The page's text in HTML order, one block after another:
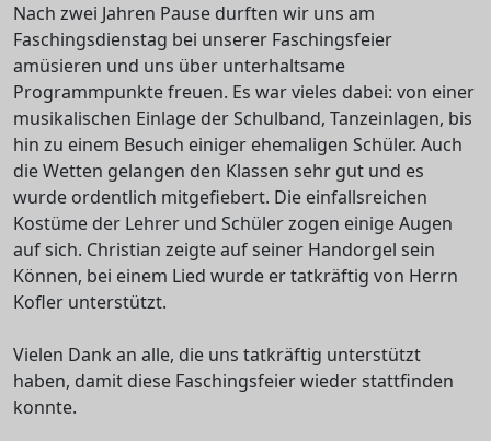
Nach zwei Jahren Pause durften wir uns am
Faschingsdienstag bei unserer Faschingsfeier
amüsieren und uns über unterhaltsame
Programmpunkte freuen. Es war vieles dabei: von einer
musikalischen Einlage der Schulband, Tanzeinlagen, bis
hin zu einem Besuch einiger ehemaligen Schüler. Auch
die Wetten gelangen den Klassen sehr gut und es
wurde ordentlich mitgefiebert. Die einfallsreichen
Kostüme der Lehrer und Schüler zogen einige Augen
auf sich. Christian zeigte auf seiner Handorgel sein
Können, bei einem Lied wurde er tatkräftig von Herrn
Kofler unterstützt.
Vielen Dank an alle, die uns tatkräftig unterstützt
haben, damit diese Faschingsfeier wieder stattfinden
konnte.